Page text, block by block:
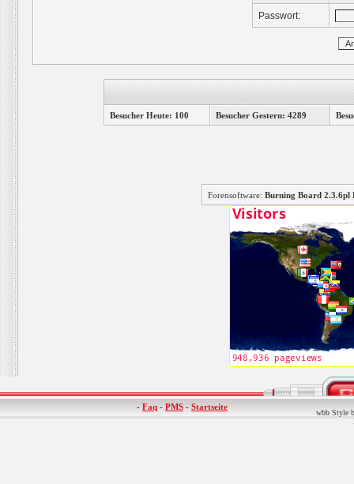
Passwort:
Besucher Heute: 100 Besucher Gestern: 4289
Forensoftware: Burning Board
- Faq - PMS - Startseite
wbb Style